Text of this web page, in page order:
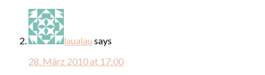
laualau says
28. März 2010 at 17:00